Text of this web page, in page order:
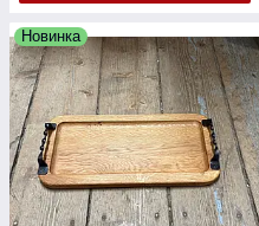
Новинка